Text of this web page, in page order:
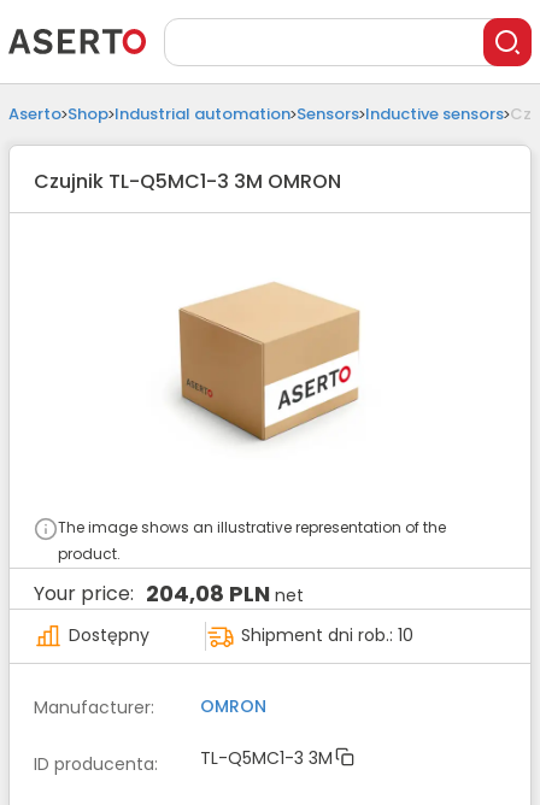
Aserto Shop Industrial automation Sensors Inductive sensors
Czujnik TL-Q5MC1-3 3M OMRON
The image shows an illustrative representation of the
product.
Your price: 204,08 PLN net
Dostępny
Shipment dni rob.: 10
Manufacturer: OMRON
ID producenta: TL-Q5MC1-3 3M